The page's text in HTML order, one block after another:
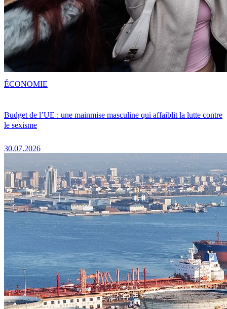
Budget de l’UE : une mainmise masculine qui affaiblit la lutte contre
le sexisme
30.07.2026
ÉCONOMIE